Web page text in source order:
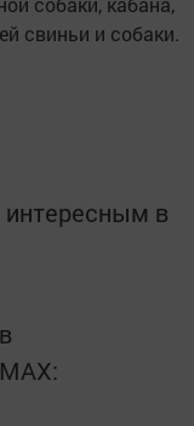
свиньи и собаки.
в